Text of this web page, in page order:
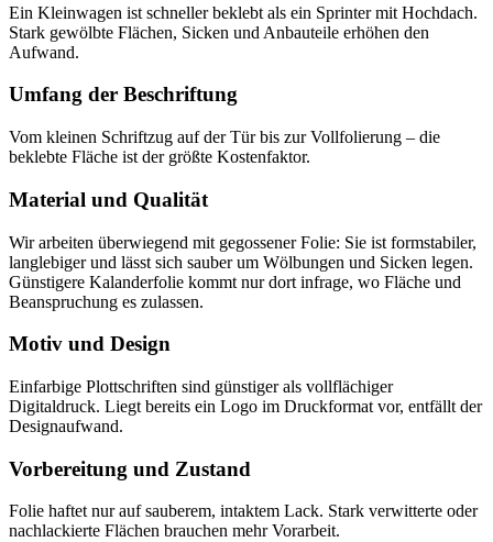
Ein Kleinwagen ist schneller beklebt als ein Sprinter mit Hochdach.
Stark gewölbte Flächen, Sicken und Anbauteile erhöhen den
Aufwand.
Umfang der Beschriftung
Vom kleinen Schriftzug auf der Tür bis zur Vollfolierung – die
beklebte Fläche ist der größte Kostenfaktor.
Material und Qualität
Wir arbeiten überwiegend mit gegossener Folie: Sie ist formstabiler,
langlebiger und lässt sich sauber um Wölbungen und Sicken legen.
Günstigere Kalanderfolie kommt nur dort infrage, wo Fläche und
Beanspruchung es zulassen.
Motiv und Design
Einfarbige Plottschriften sind günstiger als vollflächiger
Digitaldruck. Liegt bereits ein Logo im Druckformat vor, entfällt der
Designaufwand.
Vorbereitung und Zustand
Folie haftet nur auf sauberem, intaktem Lack. Stark verwitterte oder
nachlackierte Flächen brauchen mehr Vorarbeit.